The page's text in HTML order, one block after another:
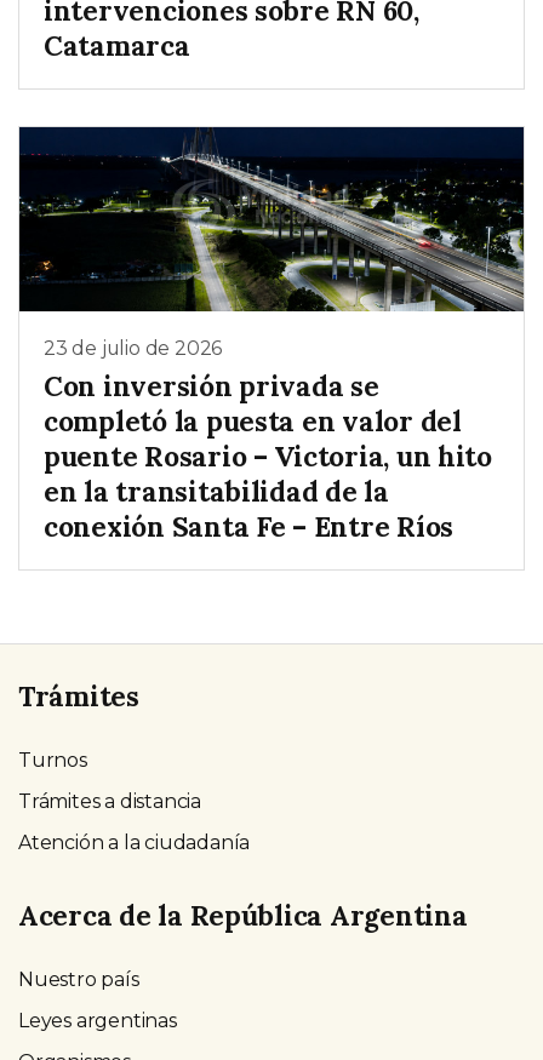
intervenciones sobre RN 60,
Catamarca
23 de julio de 2026
Con inversión privada se
completó la puesta en valor del
puente Rosario – Victoria, un hito
en la transitabilidad de la
conexión Santa Fe – Entre Ríos
Trámites
Turnos
Trámites a distancia
Atención a la ciudadanía
Acerca de la República Argentina
Nuestro país
Leyes argentinas